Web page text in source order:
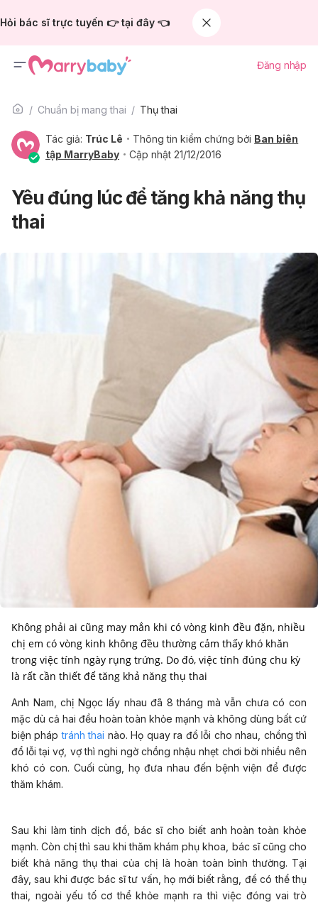
Hỏi bác sĩ trực tuyến 👉 tại đây 👈
Đăng nhập
Chuẩn bị mang thai Thụ thai
Tác giả: Trúc Lê Thông tin kiểm chứng bởi Ban biên
tập MarryBaby
Cập nhật 21/12/2016
Yêu đúng lúc để tăng khả năng thụ
thai
Không phải ai cũng may mắn khi có vòng kinh đều đặn, nhiều
chị em có vòng kinh không đều thường cảm thấy khó khăn
trong việc tính ngày rụng trứng. Do đó, việc tính đúng chu kỳ
là rất cần thiết để tăng khả năng thụ thai
Anh Nam, chị Ngọc lấy nhau đã 8 tháng mà vẫn chưa có con
mặc dù cả hai đều hoàn toàn khỏe mạnh và không dùng bất cứ
biện pháptránh thai nào. Họ quay ra đổ lỗi cho nhau, chồng thì
đổ lỗi tại vợ, vợ thì nghi ngờ chồng nhậu nhẹt chơi bời nhiều nên
khó có con. Cuối cùng, họ đưa nhau đến bệnh viện để được
thăm khám.
Sau khi làm tinh dịch đồ, bác sĩ cho biết anh hoàn toàn khỏe
mạnh. Còn chị thì sau khi thăm khám phụ khoa, bác sĩ cũng cho
biết khả năng thụ thai của chị là hoàn toàn bình thường. Tại
đây, sau khi được bác sĩ tư vấn, họ mới biết rằng, để có thể thụ
thai, ngoài yếu tố cơ thể khỏe mạnh ra thì việc đóng vai trò